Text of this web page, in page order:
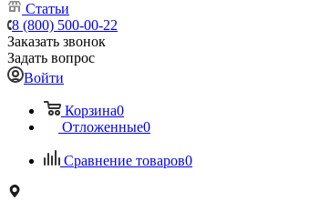
Статьи
8 (800) 500-00-22
Заказать звонок
Задать вопрос
Войти
Корзина0
Отложенные0
Сравнение товаров0